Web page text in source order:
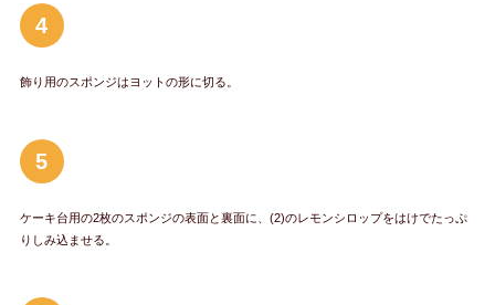
4
飾り用のスポンジはヨットの形に切る。
5
ケーキ台用の2枚のスポンジの表面と裏面に、(2)のレモンシロップをはけでたっぷ
りしみ込ませる。